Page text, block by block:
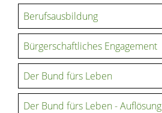
Berufsausbildung
Bürgerschaftliches Engagement
Der Bund fürs Leben
Der Bund fürs Leben - Auflösung